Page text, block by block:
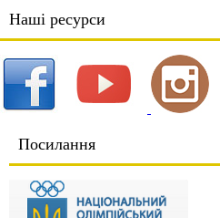
Наші ресурси
Посилання